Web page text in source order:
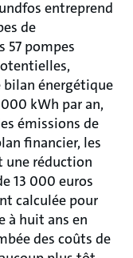
entreprend
de
57 pompes
bilan énergétique
kWh par an,
émissions de
financier, les
une réduction
13 000 euros
calculée pour
à huit ans en
des coûts de